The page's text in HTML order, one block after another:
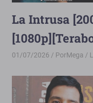
La Intrusa
01/07/2026 PorMega